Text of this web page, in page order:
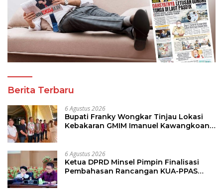
Berita Terbaru
6 Agustus 2026
Bupati Franky Wongkar Tinjau Lokasi
Kebakaran GMIM Imanuel Kawangkoan
6 Agustus 2026
Ketua DPRD Minsel Pimpin Finalisasi
Pembahasan Rancangan KUA-PPAS